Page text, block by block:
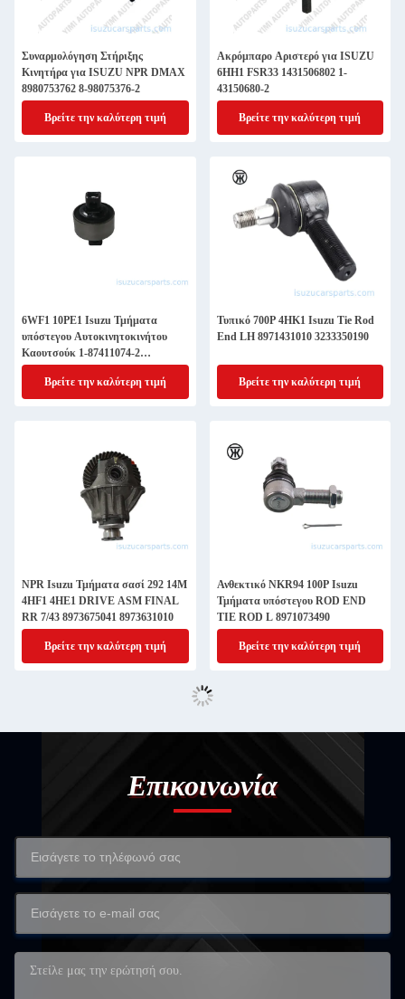
Συναρμολόγηση Στήριξης
Κινητήρα για ISUZU NPR DMAX
8980753762 8-98075376-2
Βρείτε την καλύτερη τιμή
Ακρόμπαρο Αριστερό για ISUZU
6HH1 FSR33 1431506802 1-
43150680-2
Βρείτε την καλύτερη τιμή
6WF1 10PE1 Isuzu Τμήματα
υπόστεγου Αυτοκινητοκινήτου
Καουτσούκ 1-87411074-2
1874110742 1515191130
Βρείτε την καλύτερη τιμή
Τυπικό 700P 4HK1 Isuzu Tie Rod
End LH 8971431010 3233350190
Βρείτε την καλύτερη τιμή
NPR Isuzu Τμήματα σασί 292 14M
4HF1 4HE1 DRIVE ASM FINAL
RR 7/43 8973675041 8973631010
Βρείτε την καλύτερη τιμή
Ανθεκτικό NKR94 100P Isuzu
Τμήματα υπόστεγου ROD END
TIE ROD L 8971073490
Βρείτε την καλύτερη τιμή
Επικοινωνία